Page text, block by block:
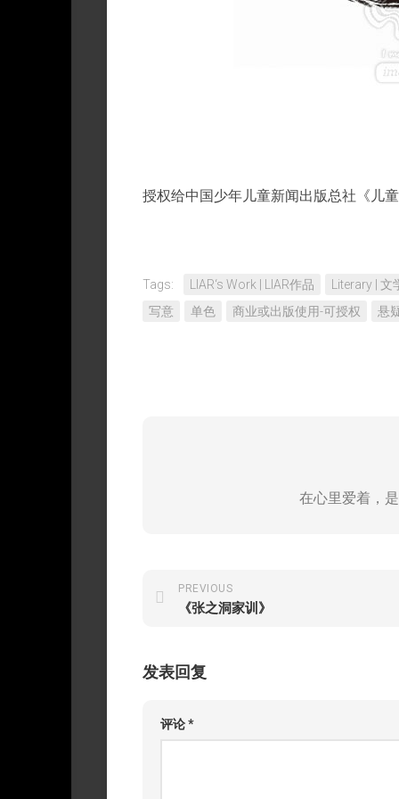
授权给中国少年儿童新闻出版总社《儿
Tags: LIAR‘s Work | LIAR作品
Literary |
写意
单色 商业或出版使用-可授权 悬
在心里爱着，
PREVIOUS
《张之洞家训》
发表回复
评论*